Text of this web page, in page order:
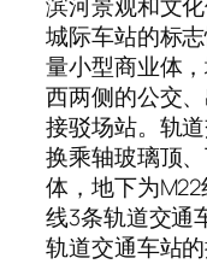
城际车站的标
量小型商业体
西两侧的公交
接驳场站。轨
换乘轴玻璃顶
体，地下为
线3条轨道交通
轨道交通车站的